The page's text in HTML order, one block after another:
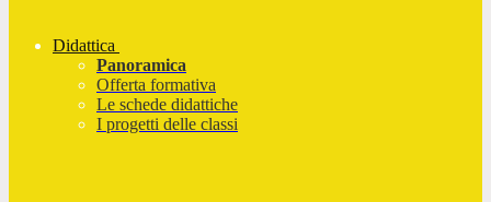
Didattica
Panoramica
Offerta formativa
Le schede didattiche
I progetti delle classi